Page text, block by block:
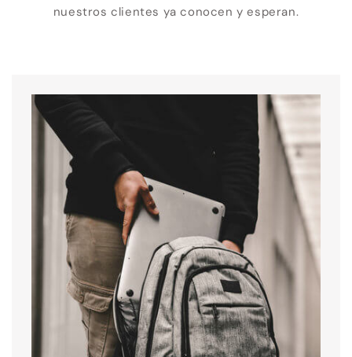
nuestros clientes ya conocen y esperan.